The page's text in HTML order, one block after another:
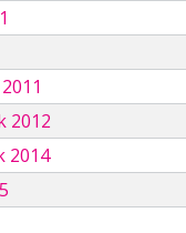
2012
2014